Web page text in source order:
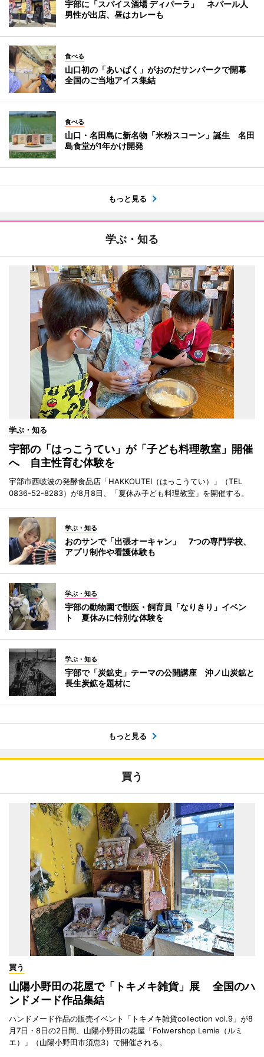
宇部に「スパイス酒場 ディパーラ」 ネパール人
男性が出店、昼はカレーも
食べる
山口初の「あいぱく」がおのだサンパークで開幕
全国のご当地アイス集結
食べる
山口・名田島に新名物「米粉スコーン」誕生 名田
島食堂が1年かけ開発
もっと見る
学ぶ・知る
学ぶ・知る
宇部の「はっこうてい」が「子ども料理教室」開催
へ 自主性育む体験を
宇部市西岐波の発酵食品店「HAKKOUTEI（はっこうてい）」（TEL
0836-52-8283）が8月8日、「夏休み子ども料理教室」を開催する。
学ぶ・知る
おのサンで「出張オーキャン」 7つの専門学校、
アプリ制作や看護体験も
学ぶ・知る
宇部の動物園で獣医・飼育員「なりきり」イベン
ト 夏休みに特別な体験を
学ぶ・知る
宇部で「炭鉱史」テーマの公開講座 沖ノ山炭鉱と
長生炭鉱を題材に
もっと見る
買う
買う
山陽小野田の花屋で「トキメキ雑貨」展 全国のハ
ンドメード作品集結
ハンドメード作品の販売イベント「トキメキ雑貨collection vol.9」が8
月7日・8日の2日間、山陽小野田の花屋「Folwershop Lemie（ルミ
エ）」（山陽小野田市須恵3）で開催される。